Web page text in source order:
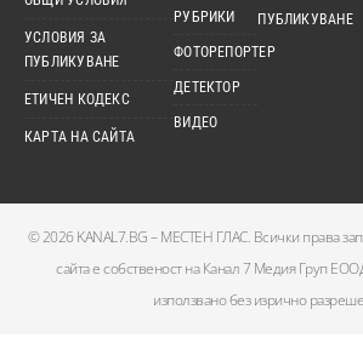
УСЛОВИЯ ЗА
ПУБЛИКУВАНЕ
ЕТИЧЕН КОДЕКС
КАРТА НА САЙТА
РУБРИКИ
ФОТОРЕПОРТЕР
ДЕТЕКТОР
ВИДЕО
ПУБЛИКУВАНЕ
© 2026 KANAL7.BG – МЕСТЕН ГЛАС. Всички права
сайта е собственост на Канал 7 Медия Груп
използвано без изрично